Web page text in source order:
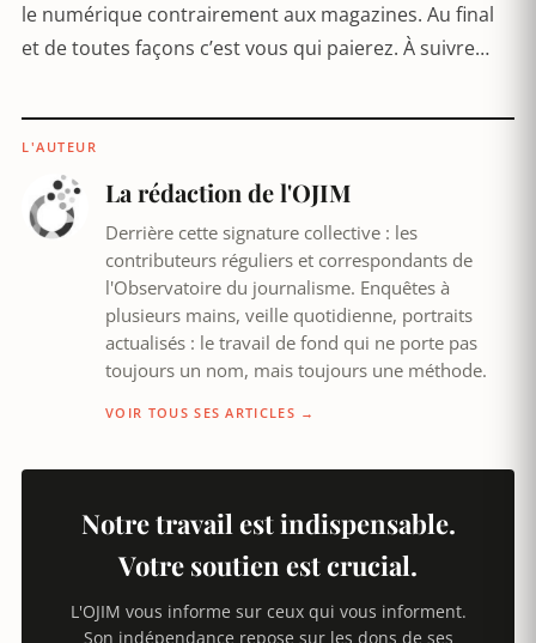
le numérique contrairement aux magazines. Au final
et de toutes façons c’est vous qui paierez. À suivre…
L'AUTEUR
La rédaction de l'OJIM
Derrière cette signature collective : les
contributeurs réguliers et correspondants de
l'Observatoire du journalisme. Enquêtes à
plusieurs mains, veille quotidienne, portraits
actualisés : le travail de fond qui ne porte pas
toujours un nom, mais toujours une méthode.
VOIR TOUS SES ARTICLES →
Notre travail est indispensable.
Votre soutien est crucial.
L'OJIM vous informe sur ceux qui vous informent.
Son indépendance repose sur les dons de ses